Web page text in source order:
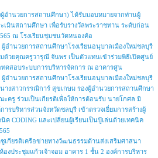
ผู้อำนวยการสถานศึกษา) ได้รับมอบหมายจากท่านผู้
เมินสถานศึกษา เพื่อรับรางวัลพระราชทาน ระดับก่อน
ณ โรงเรียนชุมชนวัดหนองค้อ
อำนวยการสถานศึกษาโรงเรียนอนุบาลเมืองใหม่ชลบุรี
ด้วยคุณครูวารุณี จันพร เป็นตัวแทนเข้าร่วมพิธีเปิดศูนย์
ทดสอบระบบการบริหารจัดการ ณ อาคารศูน
อำนวยการสถานศึกษาโรงเรียนอนุบาลเมืองใหม่ชลบุรี
งสาวกรรณิการ์ สุขเกษม รองผู้อำนวยการสถานศึกษา
ครู ร่วมเป็นเกียรติเพื่อให้การต้อนรับ นายโกศล มิ
รบริหารส่วนจังหวัดชลบุรี เข้าตรวจเยี่ยมการสร้างผู้
ค CODING และเปลี่ยนผู้เรียนเป็นปู้เล่นด้วยเทคนิค
เกียรติเครือข่ายทางวัฒนธรรมด้านส่งเสริมศาสนา
ประชุมแก้วเจ้าจอม อาคาร 1 ชั้น 2 องค์การบริหาร